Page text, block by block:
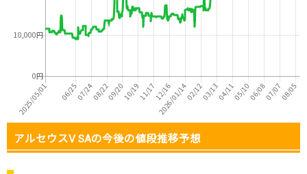
アルセウスV SAの今後の値段推移予想